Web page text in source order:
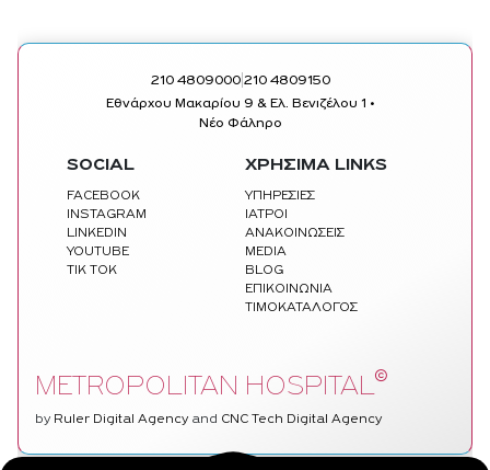
210 4809000| 210 4809150
Εθνάρχου Μακαρίου 9 & Ελ. Βενιζέλου 1 •
Νέο Φάληρο
SOCIAL
FACEBOOK
INSTAGRAM
LINKEDIN
YOUTUBE
TIK TOK
ΧΡΗΣΙΜΑ LINKS
ΥΠΗΡΕΣΙΕΣ
ΙΑΤΡΟΙ
ΑΝΑΚΟΙΝΩΣΕΙΣ
MEDIA
BLOG
ΕΠΙΚΟΙΝΩΝΙΑ
ΤΙΜΟΚΑΤΑΛΟΓΟΣ
METROPOLITAN HOSPITAL©
by Ruler Digital Agencyand CNC Tech Digital Agency